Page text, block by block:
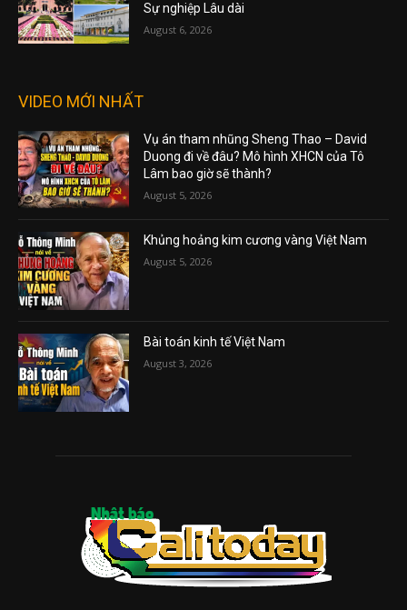
Sự nghiệp Lâu dài
August 6, 2026
VIDEO MỚI NHẤT
Vụ án tham nhũng Sheng Thao – David
Duong đi về đâu? Mô hình XHCN của Tô
Lâm bao giờ sẽ thành?
August 5, 2026
Khủng hoảng kim cương vàng Việt Nam
August 5, 2026
Bài toán kinh tế Việt Nam
August 3, 2026